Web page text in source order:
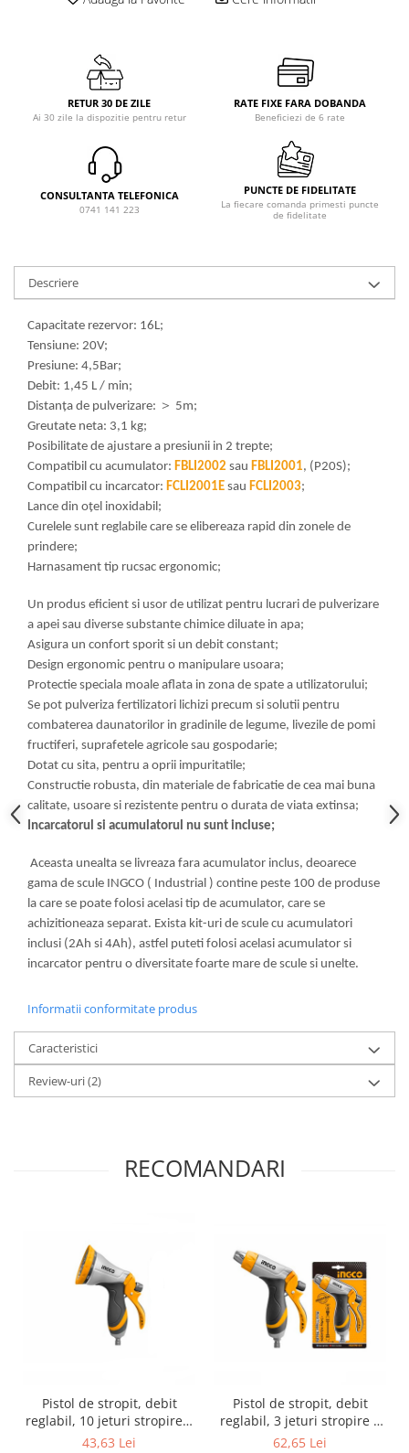
RETUR 30 DE ZILE
Ai 30 zile la dispozitie pentru retur
RATE FIXE FARA DOBANDA
Beneficiezi de 6 rate
CONSULTANTA TELEFONICA
0741 141 223
PUNCTE DE FIDELITATE
La fiecare comanda primesti puncte
de fidelitate
Descriere
Capacitate rezervor: 16L;
Tensiune: 20V;
Presiune: 4,5Bar;
Debit: 1,45 L / min;
Distanța de pulverizare: ＞ 5m;
Greutate neta: 3,1 kg;
Posibilitate de ajustare a presiunii in 2 trepte;
Compatibil cu acumulator: FBLI2002 sau FBLI2001, (P20S);
Compatibil cu incarcator: FCLI2001E sau FCLI2003;
Lance din oțel inoxidabil;
Curelele sunt reglabile care se elibereaza rapid din zonele de
prindere;
Harnasament tip rucsac ergonomic;
Un produs eficient si usor de utilizat pentru lucrari de pulverizare
a apei sau diverse substante chimice diluate in apa;
Asigura un confort sporit si un debit constant;
Design ergonomic pentru o manipulare usoara;
Protectie speciala moale aflata in zona de spate a utilizatorului;
Se pot pulveriza fertilizatori lichizi precum si solutii pentru
combaterea daunatorilor in gradinile de legume, livezile de pomi
fructiferi, suprafetele agricole sau gospodarie;
Dotat cu sita, pentru a oprii impuritatile;
Constructie robusta, din materiale de fabricatie de cea mai buna
calitate, usoare si rezistente pentru o durata de viata extinsa;
Incarcatorul si acumulatorul nu sunt incluse;
Aceasta unealta se livreaza fara acumulator inclus, deoarece
gama de scule INGCO ( Industrial ) contine peste 100 de produse
la care se poate folosi acelasi tip de acumulator, care se
achizitioneaza separat. Exista kit-uri de scule cu acumulatori
inclusi (2Ah si 4Ah), astfel puteti folosi acelasi acumulator si
incarcator pentru o diversitate foarte mare de scule si unelte.
Informatii conformitate produs
Caracteristici
Review-uri(2)
RECOMANDARI
Pistol de stropit, debit
reglabil, 10 jeturi stropire +
cupla furtun
43,63 Lei
Pistol de stropit, debit
reglabil, 3 jeturi stropire +
cupla furtun
62,65 Lei